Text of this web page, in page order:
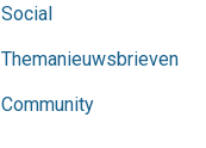
Social
Themanieuwsbrieven
Community